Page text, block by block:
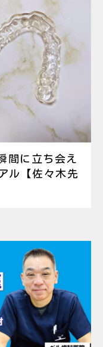
間に立ち会え
ル【佐々木先